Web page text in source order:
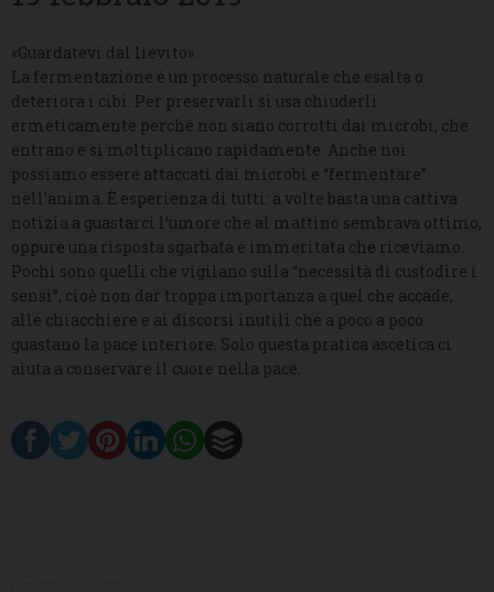
«Guardatevi dal lievito».
La fermentazione è un processo naturale che esalta o
deteriora i cibi. Per preservarli si usa chiuderli
ermeticamente perché non siano corrotti dai microbi, che
entrano e si moltiplicano rapidamente. Anche noi
possiamo essere attaccati dai microbi e “fermentare”
nell’anima. È esperienza di tutti: a volte basta una cattiva
notizia a guastarci l’umore che al mattino sembrava ottimo,
oppure una risposta sgarbata e immeritata che riceviamo.
Pochi sono quelli che vigilano sulla “necessità di custodire i
sensi”, cioè non dar troppa importanza a quel che accade,
alle chiacchiere e ai discorsi inutili che a poco a poco
guastano la pace interiore. Solo questa pratica ascetica ci
aiuta a conservare il cuore nella pace.